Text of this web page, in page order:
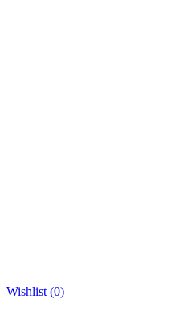
Wishlist (0)